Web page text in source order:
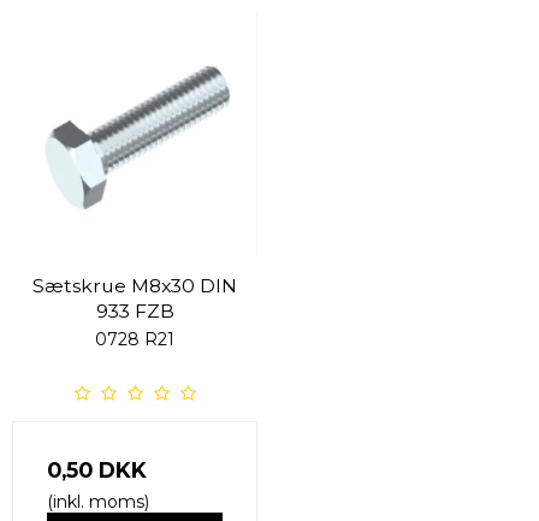
Sætskrue M8x30 DIN
933 FZB
0728 R21
0,50 DKK
(inkl. moms)